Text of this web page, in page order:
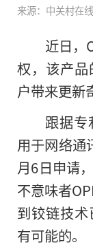
来源：中关村在线
近日，
权，该产
户带来更新
跟据专
用于网络通
月6日申请
不意味者
到铰链技
有可能的。